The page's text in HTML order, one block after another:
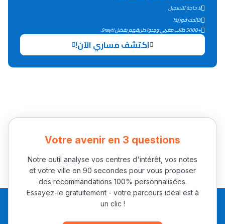
Collège au Maroc
التعليم الثانوي الإعدادي
+ de 89 Interviews/Vidéos
دليل المهن
لا حاجة للتسجيل
نتائجك فورية!
+5000 طالب مغربي وجدوا طريقهم بفضل 9rayti.
اكتشف مساري الآن!
Votre avenir en 3 questions
Notre outil analyse vos centres d'intérêt, vos notes
et votre ville en 90 secondes pour vous proposer
des recommandations 100% personnalisées.
Essayez-le gratuitement - votre parcours idéal est à
un clic !